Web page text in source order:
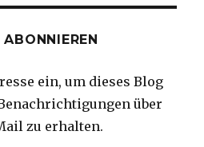
ein, um dieses Blog
über
zu erhalten.